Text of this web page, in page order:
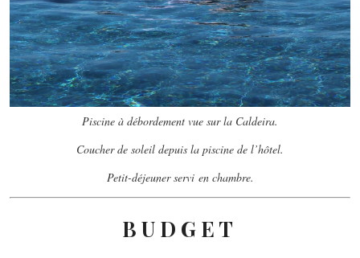
Piscine à débordement vue sur la Caldeira.
Coucher de soleil depuis la piscine de l’hôtel.
Petit-déjeuner servi en chambre.
B U D G E T